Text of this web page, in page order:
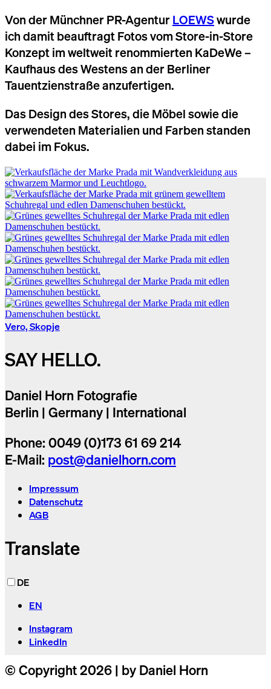
Von der Münchner PR-AgenturLOEWSwurde
ich damit beauftragt Fotos vom Store-in-Store
Konzept im weltweit renommierten KaDeWe –
Kaufhaus des Westens an der Berliner
Tauentzienstraße anzufertigen.
Das Design des Stores, die Möbel sowie die
verwendeten Materialien und Farben standen
dabei im Fokus.
Vero, Skopje
SAY HELLO.
Daniel Horn Fotografie
Berlin | Germany | International
Phone: 0049 (0)173 61 69 214
E-Mail: post@danielhorn.com
Impressum
Datenschutz
AGB
Translate
DE
EN
Instagram
LinkedIn
© Copyright 2026 | by Daniel Horn